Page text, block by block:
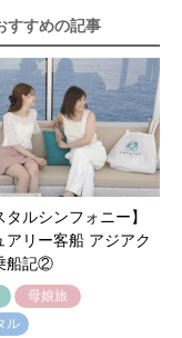
すすめの記事
タルシンフォニー】
アリー客船 アジアク
船記②
母娘旅
ル